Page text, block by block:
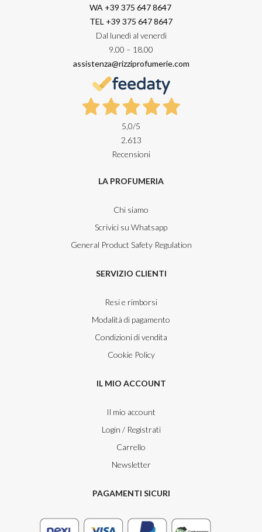
WA +39 375 647 8647
TEL +39 375 647 8647
Dal lunedì al venerdì
9.00 – 18.00
assistenza@rizziprofumerie.com
5,0/5
2.613
Recensioni
LA PROFUMERIA
Chi siamo
Scrivici su Whatsapp
General Product Safety Regulation
SERVIZIO CLIENTI
Resi e rimborsi
Modalità di pagamento
Condizioni di vendita
Cookie Policy
IL MIO ACCOUNT
Il mio account
Login / Registrati
Carrello
Newsletter
PAGAMENTI SICURI